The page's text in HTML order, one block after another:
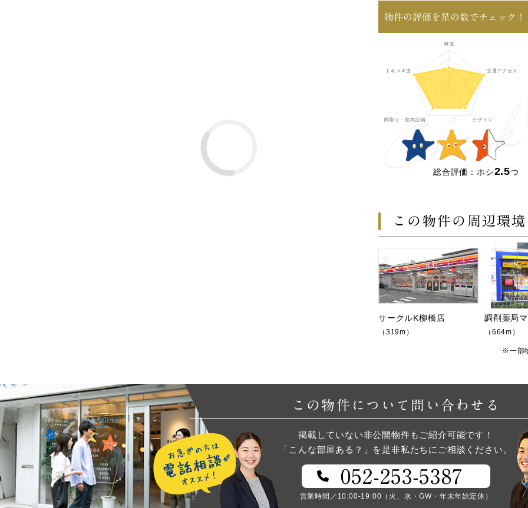
物件の評価を星の数でチェック！
総合評価：ホシ2.5つ
この物件の周辺環境
サークルK柳橋店
（319m）
調剤薬局
（664m）
※一部
この物件について問い合わせる
掲載していない非公開物件もご紹介可能です！
「こんな部屋ある？」を是非私たちにご相談ください。
052-253-5387
営業時間／10:00-19:00（火、水・GW・年末年始定休）